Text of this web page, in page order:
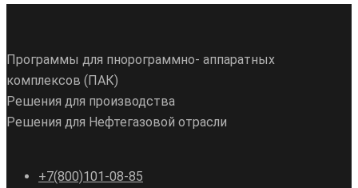
Программы для пнорограммно- аппаратных
комплексов (ПАК)
Решения для производства
Решения для Нефтегазовой отрасли
+7(800)101-08-85